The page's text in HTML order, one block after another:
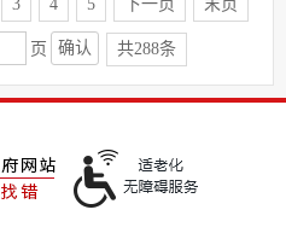
3 4 5 下一页 末页
页 确认 共288条